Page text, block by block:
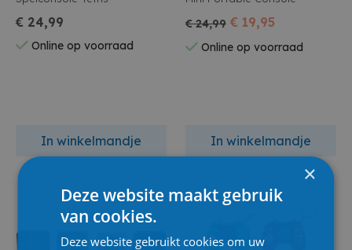
€ 24,99
Online op voorraad
In winkelmandje
€ 24,99 € 19,95
Online op voorraad
In winkelmandje
×
Deze website maakt gebruik
van cookies.
Deze website gebruikt cookies om uw